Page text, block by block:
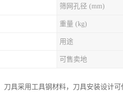
筛网孔径 (mm)
重量 (kg)
用途
可售卖地
具采用工具钢材料，刀具安装设计